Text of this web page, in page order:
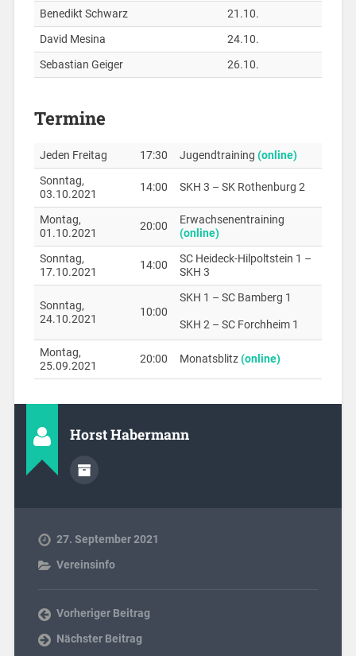
Benedikt Schwarz
21.10.
David Mesina
24.10.
Sebastian Geiger
26.10.
Termine
Jeden Freitag 17:30 Jugendtraining (online)
Sonntag,
03.10.2021
14:00 SKH 3 – SK Rothenburg 2
Montag,
01.10.2021
20:00
Erwachsenentraining
(online)
Sonntag,
17.10.2021
14:00
SC Heideck-Hilpoltstein 1 –
SKH 3
Sonntag,
24.10.2021
10:00
SKH 1 – SC Bamberg 1
SKH 2 – SC Forchheim 1
Montag,
25.09.2021
20:00 Monatsblitz(online)
Horst Habermann
27. September 2021
Vereinsinfo
Vorheriger Beitrag
Nächster Beitrag